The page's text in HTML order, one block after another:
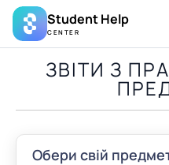
Student Help
CENTER
ЗВІТИ З
Обери свій